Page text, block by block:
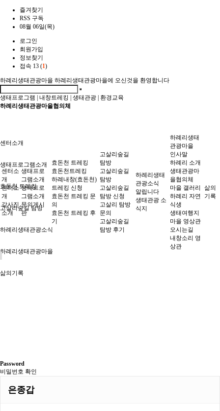
즐겨찾기
RSS 구독
08월 06일(목)
로그인
회원가입
정보찾기
접속 13 (1)
하례리생태관광마을 하례리생태관광마을에 오신것을 환영합니다
생태프로그램 내창트레킹 생태관광 환경교육
하례리생태관광마을협의체
센터소개
생태프로그램소개
효돈천 트레킹
고살리숲길 탐방
하례리생태관광소식
하례리생태관광마을
삶의기록
센터소
개
센터소
개
강사진
소개
생태프로
그램소개
생태프로
그램소개
문의게시
판
효돈천 트레킹
효돈천트레킹
하례내창(효돈천)
트레킹 신청
효돈천 트레킹 문
의
효돈천 트레킹 후
기
고살리숲길
탐방
고살리숲길
탐방
고살리숲길
탐방 신청
고살리 탐방
문의
고살리숲길
탐방 후기
하례리생태
관광소식
알립니다
생태관광 소
식지
하례리생태
관광마을
인사말
하례리 소개
생태관광마
을협의체
마을 갤러리
하례리 자연
식생
생태여행지
마을 영상관
오시는길
내창소리 영
상관
삶의
기록
Password
비밀번호 확인
은종갑